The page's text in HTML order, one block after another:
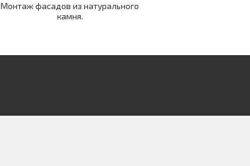
Монтаж фасадов из натурального
камня.